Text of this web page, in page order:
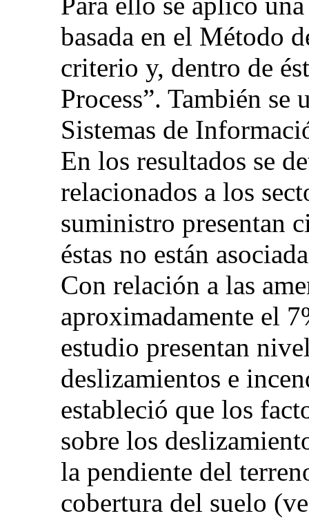
basada en el Método
criterio y, dentro de
Process”. También
Sistemas de
En los resultados se
relacionados a los
suministro presentan
éstas no están
Con relación a las
aproximadamente el
estudio presentan
deslizamientos e
estableció que los
sobre los
la pendiente del
cobertura del suelo